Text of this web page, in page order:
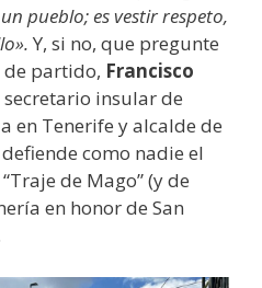
pueblo; es vestir respeto,
Y, si no, que pregunte
de partido, Francisco
secretario insular de
en Tenerife y alcalde de
como nadie el
de Mago” (y de
en honor de San